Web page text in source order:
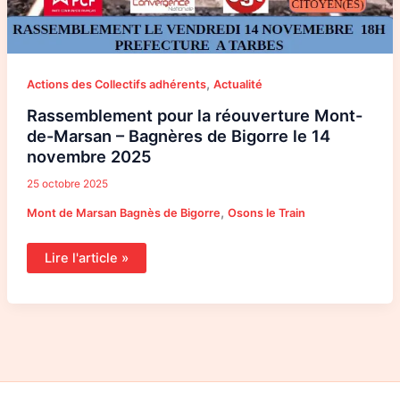
Actions des Collectifs adhérents, Actualité
Rassemblement pour la réouverture Mont-
de-Marsan – Bagnères de Bigorre le 14
novembre 2025
25 octobre 2025
Mont de Marsan Bagnès de Bigorre, Osons le Train
Lire l'article »